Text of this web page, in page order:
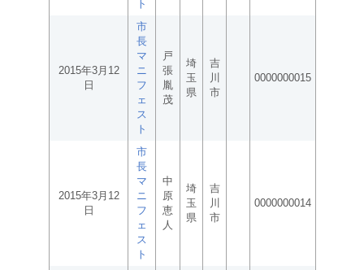
ト
2015年3月12
日
市
長
マ
ニ
フ
ェ
ス
ト
戸
張
胤
茂
埼
玉
県
吉
川
市
0000000015
2015年3月12
日
市
長
マ
ニ
フ
ェ
ス
ト
中
原
恵
人
埼
玉
県
吉
川
市
0000000014